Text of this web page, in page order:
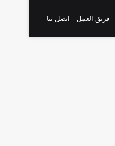
فريق العمل اتصل بنا